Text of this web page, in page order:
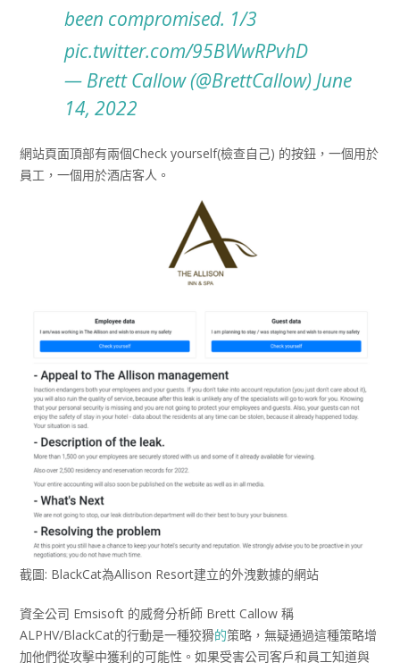
been compromised. 1/3
pic.twitter.com/95BWwRPvhD
— Brett Callow (@BrettCallow)June
14, 2022
網站頁面頂部有兩個Check yourself(檢查自己) 的按鈕，一個用於
員工，一個用於酒店客人。
截圖: BlackCat為Allison Resort建立的外洩數據的網站
資全公司 Emsisoft 的威脅分析師 Brett Callow 稱
ALPHV/BlackCat的行動是一種狡猾的策略，無疑通過這種策略增
加他們從攻擊中獲利的可能性。如果受害公司客戶和員工知道與